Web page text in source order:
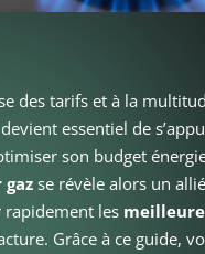
des tarifs et à la
essentiel de
son budget
se révèle alors un
les
Grâce à ce guide,